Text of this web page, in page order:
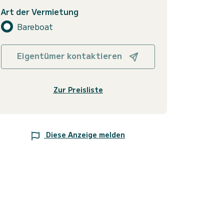
Art der Vermietung
Bareboat
Eigentümer kontaktieren
Zur Preisliste
Diese Anzeige melden